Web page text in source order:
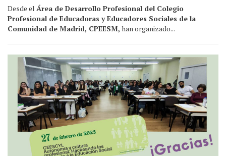
Desde el Área de Desarrollo Profesional del Colegio
Profesional de Educadoras y Educadores Sociales de la
Comunidad de Madrid, CPEESM, han organizado...